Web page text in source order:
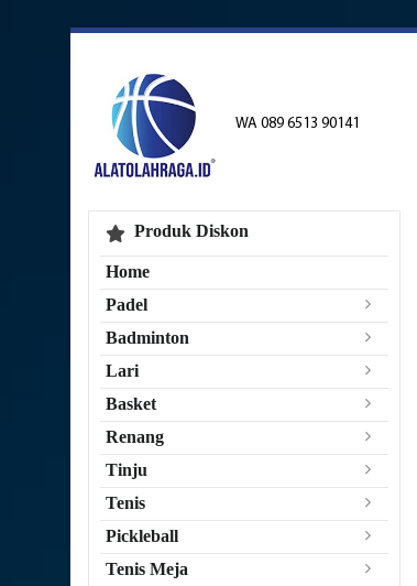
WA 089 6513 90141
Produk Diskon
Home
Padel
Badminton
Lari
Basket
Renang
Tinju
Tenis
Pickleball
Tenis Meja